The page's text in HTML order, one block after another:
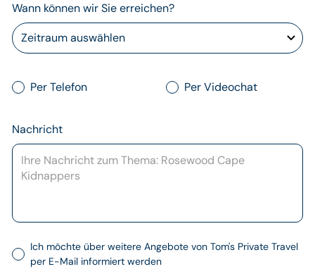
Wann können wir Sie erreichen?
Per Telefon Per Videochat
Nachricht
Ich möchte über weitere Angebote von Tom's Private Travel
per E-Mail informiert werden